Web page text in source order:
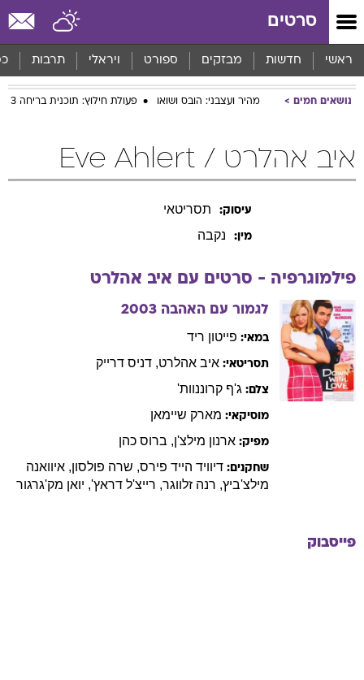
סרטים
ראשי חדשות מבזקים ספורט ויראלי תרבות
נושאים חמים מהיר ועצבני: הובס ושואו פעולת חילוץ: תוכנית בריחה 3
איב אהלרט / Eve Ahlert
עיסוק: תסריטאי
מין: נקבה
פילמוגרפיה - סרטים עם איב אהלרט
לגמור עם האהבה 2003
במאי: פייטון ריד
תסריטאי: איב אהלרט, דניס דרייק
צלם: ג'ף קרוננוות'
מוסיקאי: מארק שיימאן
מפיק: ארנון מילצ'ן, ברוס כהן
שחקנים: דיוויד הייד פירס, שרה פולסון, איוואנה
מילצ'ביץ, רנה זלווגר, רייצ'ל דראץ', יואן מק'גרגור
פייסבוק